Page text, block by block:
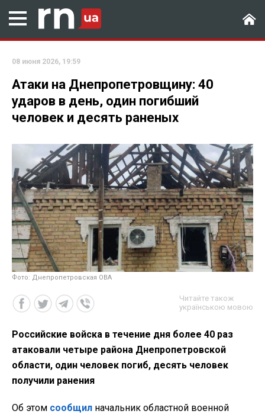
08 июня 2026, 19:59
Атаки на Днепропетровщину: 40
ударов в день, один погибший
человек и десять раненых
Фото: Днепропетровская ОВА
Читайте також
українською мовою
Российские войска в течение дня более 40 раз
атаковали четыре района Днепропетровской
области, один человек погиб, десять человек
получили ранения
Об этом сообщил начальник областной военной